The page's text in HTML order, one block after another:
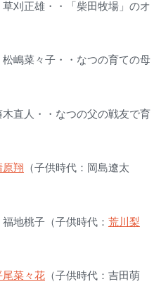
刈正雄・・「柴田牧場」のオ
嶋菜々子・・なつの育ての母
直人・・なつの父の戦友で育
原翔
（子供時代：岡島遼太
地桃子（子供時代： 荒川梨
尾菜々花（子供時代：吉田萌